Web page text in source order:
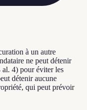
à un autre
ne peut détenir
al. 4) pour éviter les
détenir aucune
qui peut prévoir